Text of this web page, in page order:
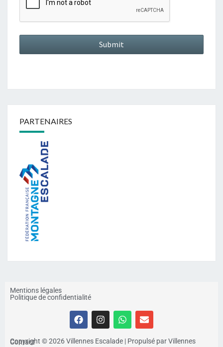
PARTENAIRES
Mentions légales
Politique de confidentialité
Contact
Copyright © 2026 Villennes Escalade | Propulsé par Villennes